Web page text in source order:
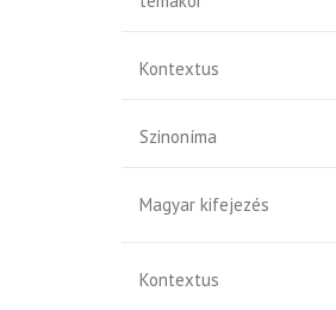
Kontextus
Szinoníma
Magyar kifejezés
Kontextus